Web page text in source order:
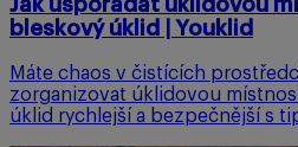
Jak uspořádat úklidovou
bleskový úklid | Youklid
Máte chaos v čistících
zorganizovat úklidovou
úklid rychlejší a bezpečnější s